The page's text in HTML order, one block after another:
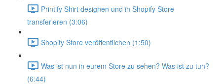
Printify Shirt designen und in Shopify Store
transferieren (3:06)
Shopify Store veröffentlichen (1:50)
Was ist nun in eurem Store zu sehen? Was ist zu tun?
(6:44)